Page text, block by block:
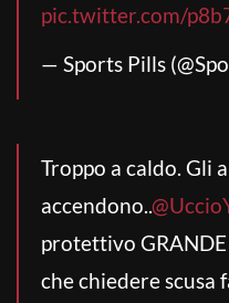
pic.twitter.com/
— Sports Pills
Troppo a caldo. Gli
accendono..
protettivo GRANDE
che chiedere scusa